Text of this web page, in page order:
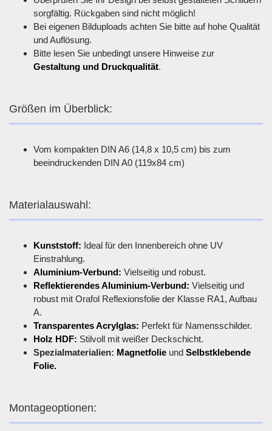
sorgfältig. Rückgaben sind nicht möglich!
Bei eigenen Bilduploads achten Sie bitte auf hohe Qualität
und Auflösung.
Bitte lesen Sie unbedingt unsere Hinweise zur
Gestaltung und Druckqualität.
Größen im Überblick:
Vom kompakten DIN A6 (14,8 x 10,5 cm) bis zum
beeindruckenden DIN A0 (119x84 cm)
Materialauswahl:
Kunststoff: Ideal für den Innenbereich ohne UV
Einstrahlung.
Aluminium-Verbund: Vielseitig und robust.
Reflektierendes Aluminium-Verbund: Vielseitig und
robust mit Orafol Reflexionsfolie der Klasse RA1, Aufbau
A.
Transparentes Acrylglas: Perfekt für Namensschilder.
Holz HDF: Stilvoll mit weißer Deckschicht.
Spezialmaterialien: Magnetfolie und Selbstklebende
Folie.
Montageoptionen: